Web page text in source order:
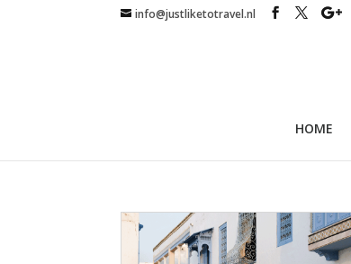
info@justliketotravel.nl
HOME